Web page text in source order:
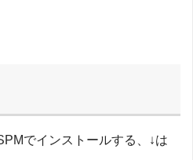
でインストールする、↓は